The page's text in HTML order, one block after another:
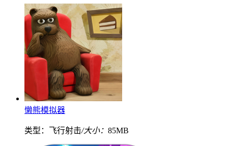
懒熊模拟器
类型：飞行射击/大小： 85MB